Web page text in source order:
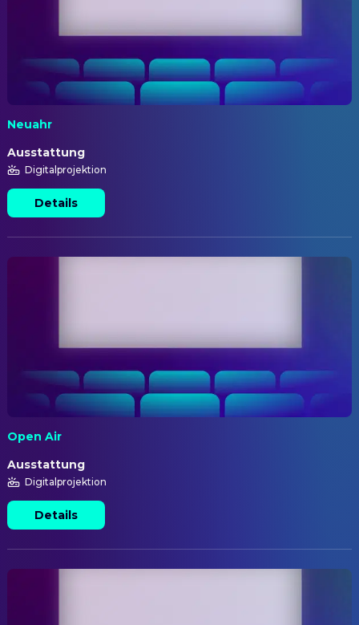
Neuahr
Ausstattung
Digitalprojektion
Details
Open Air
Ausstattung
Digitalprojektion
Details